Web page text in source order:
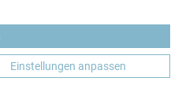
DE
Einstellungen anpassen